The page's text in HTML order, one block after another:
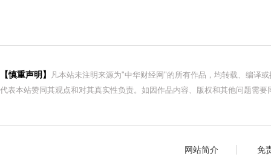
【慎重声明】
凡本站未注明来源为"中华财经网"的所有作品，均转载、编译
代表本站赞同其观点和对其真实性负责。如因作品内容、版权和其他问题需
网站简介 免